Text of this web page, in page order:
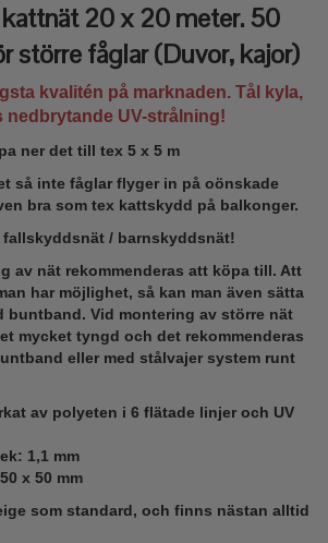
20 x 20 meter. 50
större fåglar (Duvor, kajor)
kvalitén på marknaden. Tål kyla,
nedbrytande UV-strålning!
ner det till tex 5 x 5 m
så inte fåglar flyger in på oönskade
bra som tex kattskydd på balkonger.
fallskyddsnät / barnskyddsnät!
av nät rekommenderas att köpa till. Att
har möjlighet, så kan man även sätta
buntband. Vid montering av större nät
mycket tyngd och det rekommenderas
eller med stålvajer system runt
av polyeten i 6 flätade linjer och UV
1,1 mm
x 50 mm
som standard, och finns nästan alltid